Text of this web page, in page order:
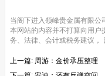
当阁下进入领峰贵金属有限公
本网站的内容并不打算向用户
务、法律、会计或税务建议，
上一篇: 周游：金价承压整理